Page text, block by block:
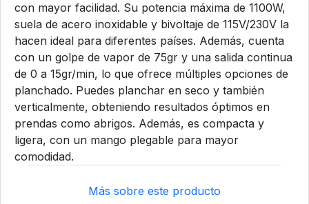
con mayor facilidad. Su potencia máxima de 1100W,
suela de acero inoxidable y bivoltaje de 115V/230V la
hacen ideal para diferentes países. Además, cuenta
con un golpe de vapor de 75gr y una salida continua
de 0 a 15gr/min, lo que ofrece múltiples opciones de
planchado. Puedes planchar en seco y también
verticalmente, obteniendo resultados óptimos en
prendas como abrigos. Además, es compacta y
ligera, con un mango plegable para mayor
comodidad.
Más sobre este producto